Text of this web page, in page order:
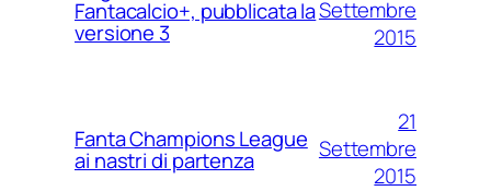
Fantacalcio+, pubblicata la
versione 3
Settembre
2015
Fanta Champions League
ai nastri di partenza
21
Settembre
2015